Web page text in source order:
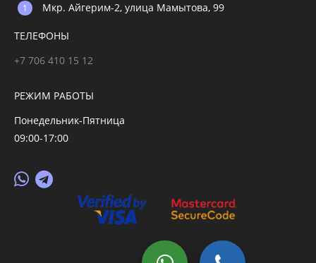
Мкр. Айгерим-2, улица Мамытова, 99
ТЕЛЕФОНЫ
+7 706 410 15 12
РЕЖИМ РАБОТЫ
Понедельник-Пятница
09:00-17:00